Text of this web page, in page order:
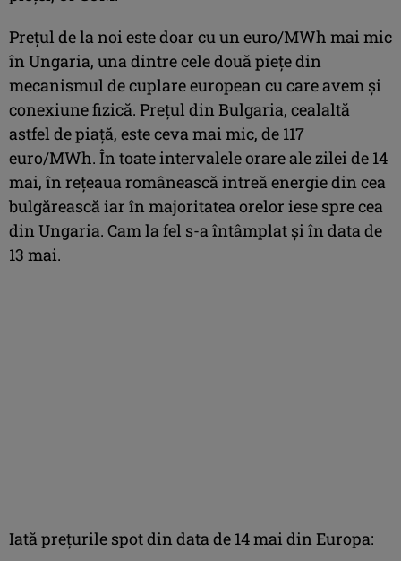
Prețul de la noi este doar cu un euro/MWh mai mic
în Ungaria, una dintre cele două piețe din
mecanismul de cuplare european cu care avem și
conexiune fizică. Prețul din Bulgaria, cealaltă
astfel de piață, este ceva mai mic, de 117
euro/MWh. În toate intervalele orare ale zilei de 14
mai, în rețeaua românească intreă energie din cea
bulgărească iar în majoritatea orelor iese spre cea
din Ungaria. Cam la fel s-a întâmplat și în data de
13 mai.
Iată prețurile spot din data de 14 mai din Europa: